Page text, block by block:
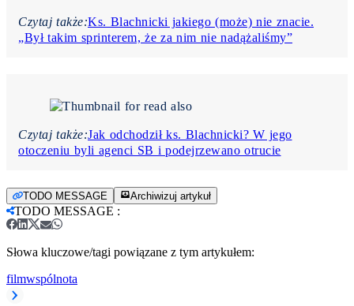
Czytaj także:Ks. Blachnicki jakiego (może) nie znacie.
„Był takim sprinterem, że za nim nie nadążaliśmy”
Czytaj także:Jak odchodził ks. Blachnicki? W jego
otoczeniu byli agenci SB i podejrzewano otrucie
TODO MESSAGE Archiwizuj artykuł
TODO MESSAGE :
Słowa kluczowe/tagi powiązane z tym artykułem:
filmwspólnota